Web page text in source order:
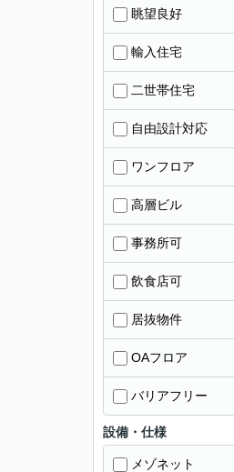
眺望良好
輸入住宅
二世帯住宅
自由設計対応
ワンフロア
高層ビル
事務所可
飲食店可
居抜物件
OAフロア
バリアフリー
設備・仕様
メゾネット